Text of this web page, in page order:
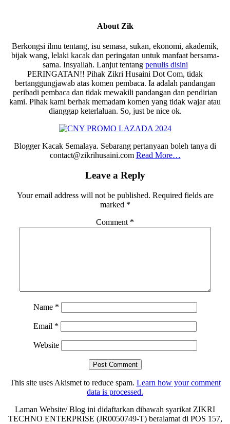
About Zik
Berkongsi ilmu tentang, isu semasa, sukan, ekonomi, akademik,
bijak wang, lelaki kacak dan peringatan untuk manfaat bersama-
sama. Insyallah. Lanjut tentang penulis disini
PERINGATAN!! Pihak Zikri Husaini Dot Com, tidak
bertanggungjawab atas komen pembaca. Ia adalah pandangan
peribadi pembaca dan tidak mewakili pandangan dan pendirian
kami. Pihak kami berhak memadam komen yang tidak wajar atau
dianggap keterlaluan. So, just be nice ok.
Blogger Kacak Semalaya. Sebarang pertanyaan boleh tanya di
contact@zikrihusaini.com Read More…
Leave a Reply
Your email address will not be published. Required fields are
marked *
Comment *
Name *
Email *
Website
This site uses Akismet to reduce spam. Learn how your comment
data is processed.
Laman Website/ Blog ini didaftarkan dibawah syarikat ZIKRI
TECHNO ENTERPRISE (JR0050749-T) beralamat di POS 157,